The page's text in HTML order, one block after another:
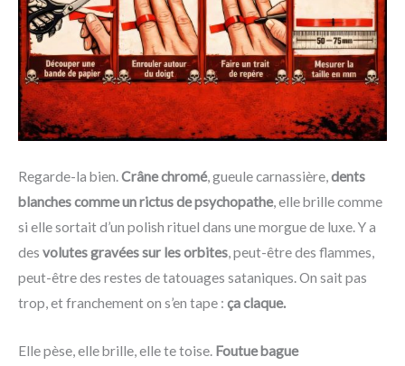
Regarde-la bien.Crâne chromé, gueule carnassière,dents
blanches comme un rictus de psychopathe, elle brille comme
si elle sortait d’un polish rituel dans une morgue de luxe. Y a
des volutes gravées sur les orbites, peut-être des flammes,
peut-être des restes de tatouages sataniques. On sait pas
trop, et franchement on s’en tape : ça claque.
Elle pèse, elle brille, elle te toise. Foutue bague